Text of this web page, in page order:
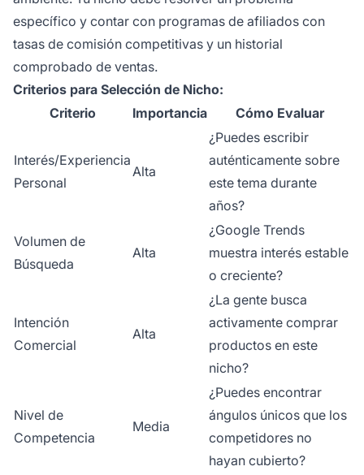
específico y contar con programas de afiliados con
tasas de comisión competitivas y un historial
comprobado de ventas.
Criterios para Selección de Nicho:
Criterio
Importancia Cómo Evaluar
Interés/Experiencia
Personal
Alta
¿Puedes escribir
auténticamente sobre
este tema durante
años?
Volumen de
Búsqueda
Alta
¿Google Trends
muestra interés estable
o creciente?
Intención
Comercial
Alta
¿La gente busca
activamente comprar
productos en este
nicho?
Nivel de
Competencia
Media
¿Puedes encontrar
ángulos únicos que los
competidores no
hayan cubierto?